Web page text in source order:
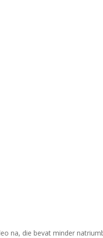
na, die bevat minder